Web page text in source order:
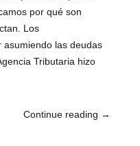
por qué son
Los
las deudas
Tributaria hizo
Continue reading →